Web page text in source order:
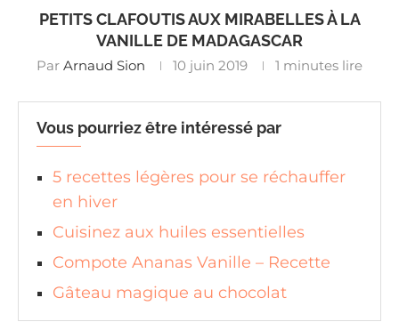
PETITS CLAFOUTIS AUX MIRABELLES À LA
VANILLE DE MADAGASCAR
Par Arnaud Sion 10 juin 2019 1 minutes lire
Vous pourriez être intéressé par
5 recettes légères pour se réchauffer
en hiver
Cuisinez aux huiles essentielles
Compote Ananas Vanille – Recette
Gâteau magique au chocolat